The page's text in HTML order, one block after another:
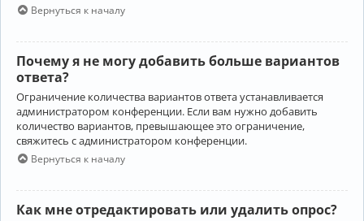
Вернуться к началу
Почему я не могу добавить больше вариантов
ответа?
Ограничение количества вариантов ответа устанавливается
администратором конференции. Если вам нужно добавить
количество вариантов, превышающее это ограничение,
свяжитесь с администратором конференции.
Вернуться к началу
Как мне отредактировать или удалить опрос?